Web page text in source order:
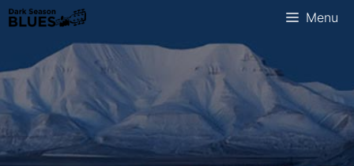
Ga
naar
inhoud
Menu